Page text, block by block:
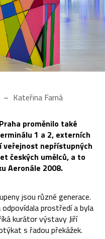
Kateřina Farná
proměnilo také
1 a 2, externích
nepřístupných
českých umělců, a to
Aeronále 2008.
jsou různé generace.
prostředí a byla
kurátor výstavy Jiří
s řadou překážek.